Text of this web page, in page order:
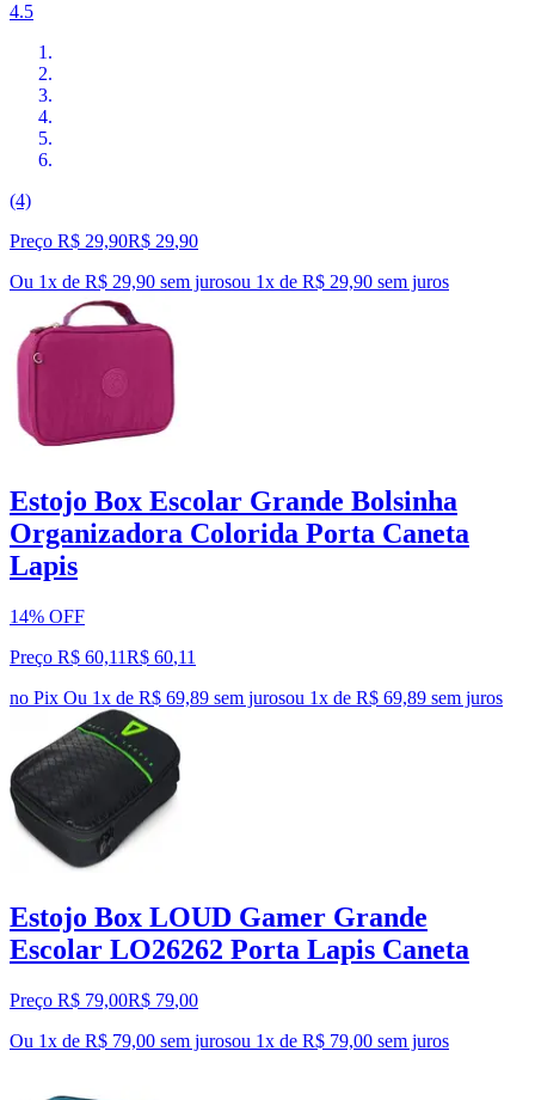
4.5
(4)
Preço R$ 29,90R$ 29,90
Ou 1x de R$ 29,90 sem jurosou 1x de R$ 29,90 sem juros
Estojo Box Escolar Grande Bolsinha
Organizadora Colorida Porta Caneta
Lapis
14% OFF
Preço R$ 60,11R$ 60,11
no Pix Ou 1x de R$ 69,89 sem jurosou 1x de R$ 69,89 sem juros
Estojo Box LOUD Gamer Grande
Escolar LO26262 Porta Lapis Caneta
Preço R$ 79,00R$ 79,00
Ou 1x de R$ 79,00 sem jurosou 1x de R$ 79,00 sem juros